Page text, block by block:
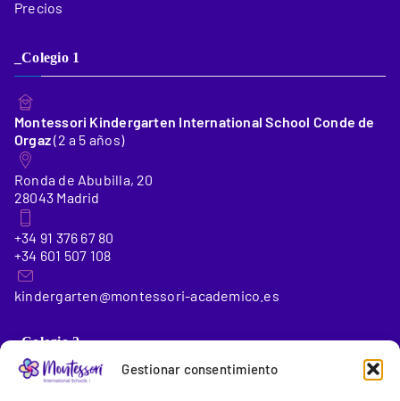
Gestionar consentimiento
Precios
_Colegio 1
Montessori Kindergarten International School Conde de
Orgaz(2 a 5 años)
Ronda de Abubilla, 20
28043 Madrid
+34 91 376 67 80
+34 601 507 108
kindergarten@montessori-academico.es
_Colegio 2